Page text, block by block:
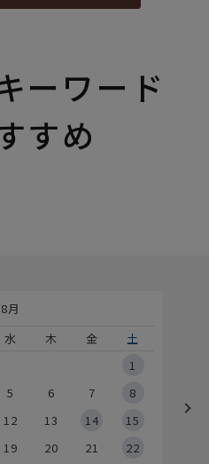
ーワード
すめ
8月
水 木 金
土
1
5 6 7
8
12 13 14
15
19 20 21
22